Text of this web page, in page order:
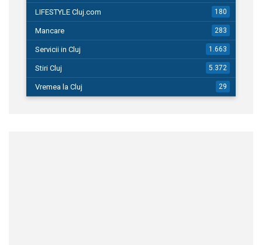
LIFESTYLE Cluj.com 180
Mancare 283
Servicii in Cluj 1.663
Stiri Cluj 5.372
Vremea la Cluj 29